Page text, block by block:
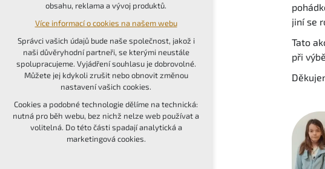
jiní se
Tato
při
Volitelná cookies
analytická pro anonymizované vyhodnocení
návštěvnosti
marketingová cookies (Google, Seznam,
Facebook)
Více informací o cookies na našem webu
PŘIJMOUT VŠECHNY COOKIES
ODMÍTNOUT VOLITELNÁ
obsahu, reklama a vývoj produktů.
Více informací o cookies na našem webu
Správci vašich údajů bude naše společnost, jakož i
naši důvěryhodní partneři, se kterými neustále
spolupracujeme. Vyjádření souhlasu je dobrovolné.
Můžete jej kdykoli zrušit nebo obnovit změnou
nastavení vašich cookies.
Cookies a podobné technologie dělíme na technická:
nutná pro běh webu, bez nichž nelze web používat a
volitelná. Do této části spadají analytická a
marketingová cookies.